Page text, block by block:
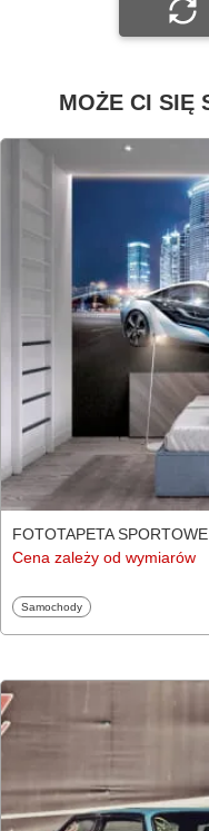
MOŻE CI SIĘ
FOTOTAPETA
Cena zależy od wymiarów
Fototapety
Samochody